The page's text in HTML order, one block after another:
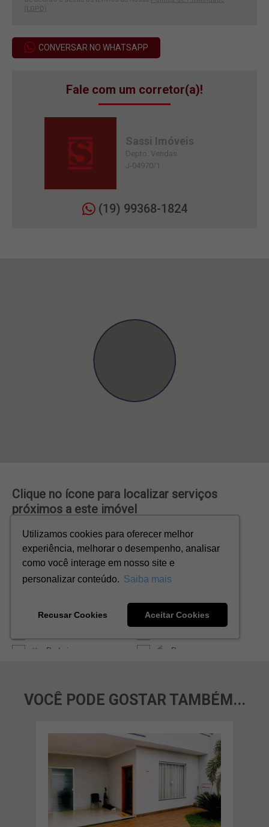
(LGPD)
CONVERSAR NO WHATSAPP
Fale com um corretor(a)!
Sassi Imóveis
Depto. Vendas
J-04970/1
(19) 99368-1824
VOCÊ PODE GOSTAR TAMBÉM...